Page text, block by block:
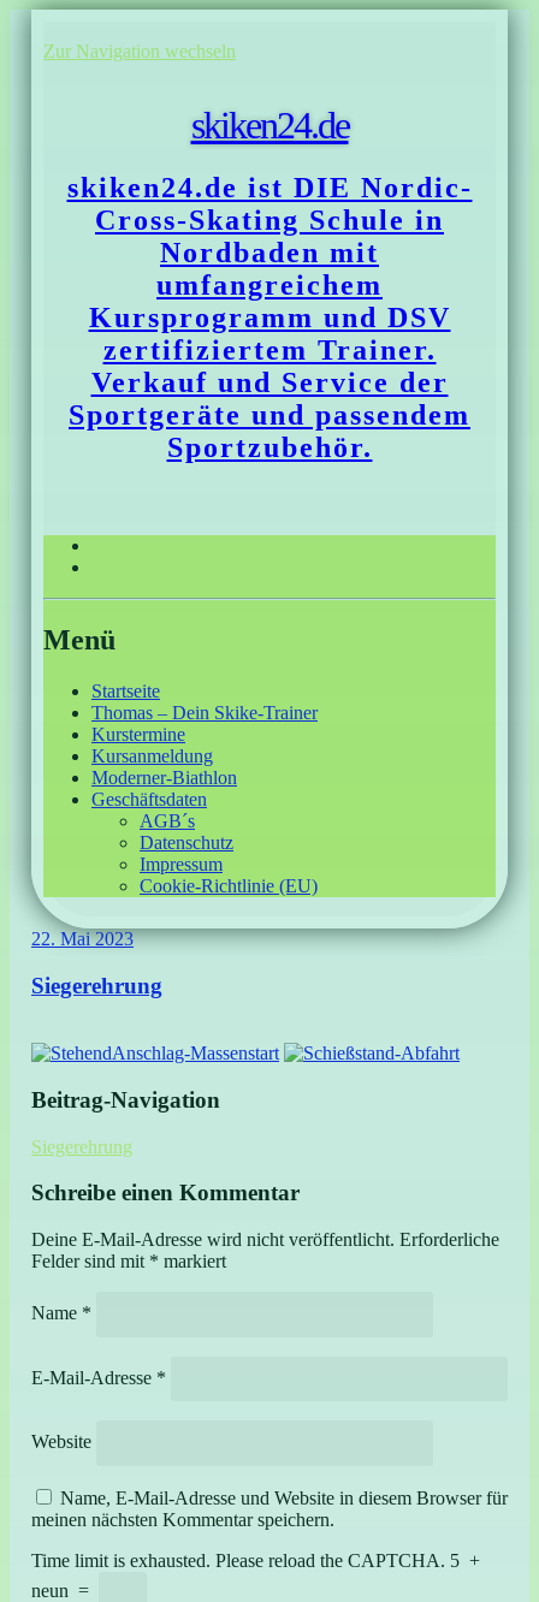
Zur Navigation wechseln
skiken24.de
skiken24.de ist DIE Nordic-
Cross-Skating Schule in
Nordbaden mit
umfangreichem
Kursprogramm und DSV
zertifiziertem Trainer.
Verkauf und Service der
Sportgeräte und passendem
Sportzubehör.
Menü
Startseite
Thomas – Dein Skike-Trainer
Kurstermine
Kursanmeldung
Moderner-Biathlon
Geschäftsdaten
AGB´s
Datenschutz
Impressum
Cookie-Richtlinie (EU)
22. Mai 2023
Siegerehrung
Beitrag-Navigation
Siegerehrung
Schreibe einen Kommentar
Deine E-Mail-Adresse wird nicht veröffentlicht. Erforderliche
Felder sind mit * markiert
Name *
E-Mail-Adresse *
Website
Name, E-Mail-Adresse und Website in diesem Browser für
meinen nächsten Kommentar speichern.
Time limit is exhausted. Please reload the CAPTCHA. 5 +
neun =